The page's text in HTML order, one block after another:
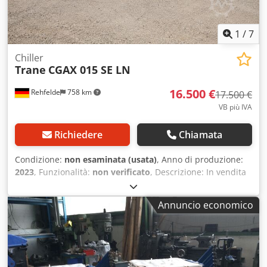
livelli d’igiene e lunga durata in uso industriale.
1 /7
Rehfelde 758 km
Chiller
Trane CGAX 015 SE LN
16.500 €17.500 €
VB più IVA
Richiedere Chiamata
Condizione: non esaminata (usata), Anno di produzione:
2023, Funzionalità: non verificato, Descrizione: In vendita
un gruppo frigorifero TRANE smontato, modello CGAX 015
SE LN, anno di costruzione 2023, comprensivo di serbatoio
inerziale per acqua refrigerata KWP 2500 da 2.500 litri di
capacità e accessori visibili nelle immagini allegate.
L’impianto è già stato smontato e può essere ritirato previa
accordo. Idoneo per applicazioni di raffreddamento
industriale, raffreddamento di processo, raffrescamento di
Annuncio economico